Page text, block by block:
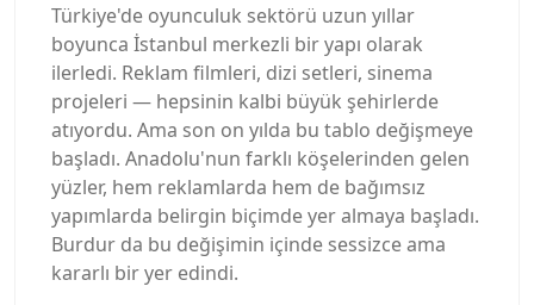
Türkiye'de oyunculuk sektörü uzun yıllar
boyunca İstanbul merkezli bir yapı olarak
ilerledi. Reklam filmleri, dizi setleri, sinema
projeleri — hepsinin kalbi büyük şehirlerde
atıyordu. Ama son on yılda bu tablo değişmeye
başladı. Anadolu'nun farklı köşelerinden gelen
yüzler, hem reklamlarda hem de bağımsız
yapımlarda belirgin biçimde yer almaya başladı.
Burdur da bu değişimin içinde sessizce ama
kararlı bir yer edindi.